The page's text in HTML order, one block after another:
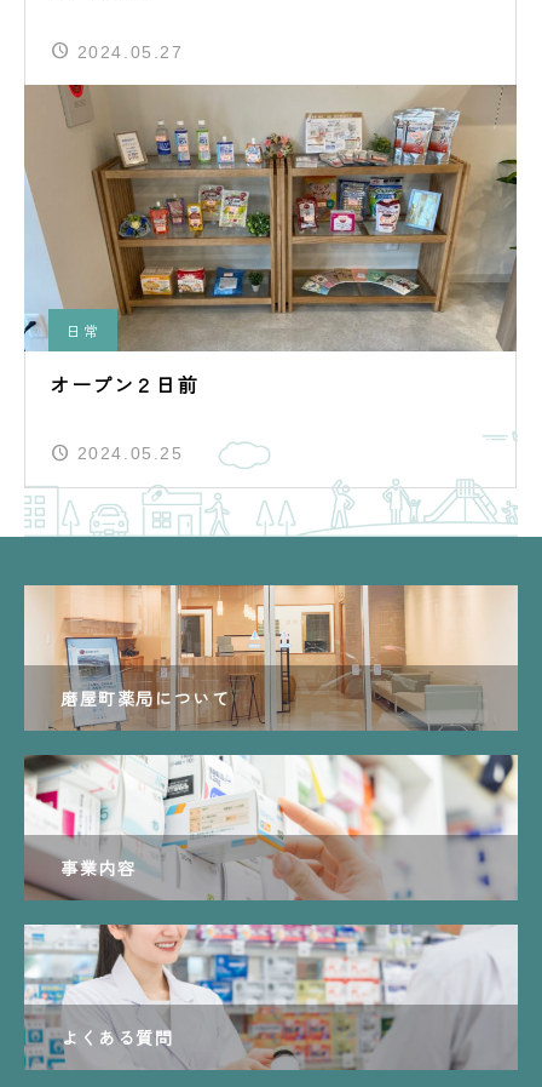
2024.05.27
日常
オープン２日前
2024.05.25
磨屋町薬局について
事業内容
よくある質問